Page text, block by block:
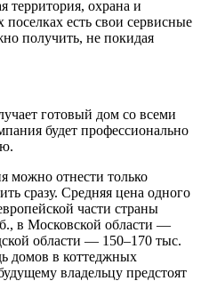
территория, охрана и
есть свои сервисные
получить, не покидая
готовый дом со всеми
будет профессионально
можно отнести только
сразу. Средняя цена одного
части страны
в Московской области —
области — 150–170 тыс.
домов в коттеджных
владельцу предстоят